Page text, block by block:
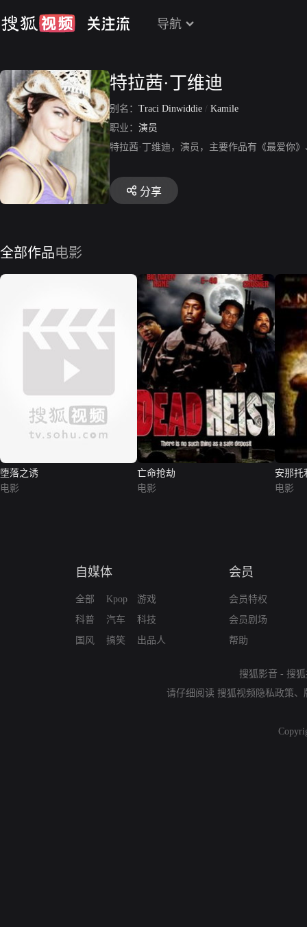
导航
特拉茜·丁维迪
别名： Traci Dinwiddie / Kamile
职业： 演员
特拉茜·丁维迪，演员，主要作品有《最爱你
分享
全部作品电影
堕落之诱
电影
亡命抢劫
电影
安那托
电影
自媒体
全部
科普
国风
Kpop
汽车
搞笑
游戏
科技
出品人
会员
会员特权
会员剧场
帮助
搜狐影音 - 搜
请仔细阅读 搜狐视频隐私政策、